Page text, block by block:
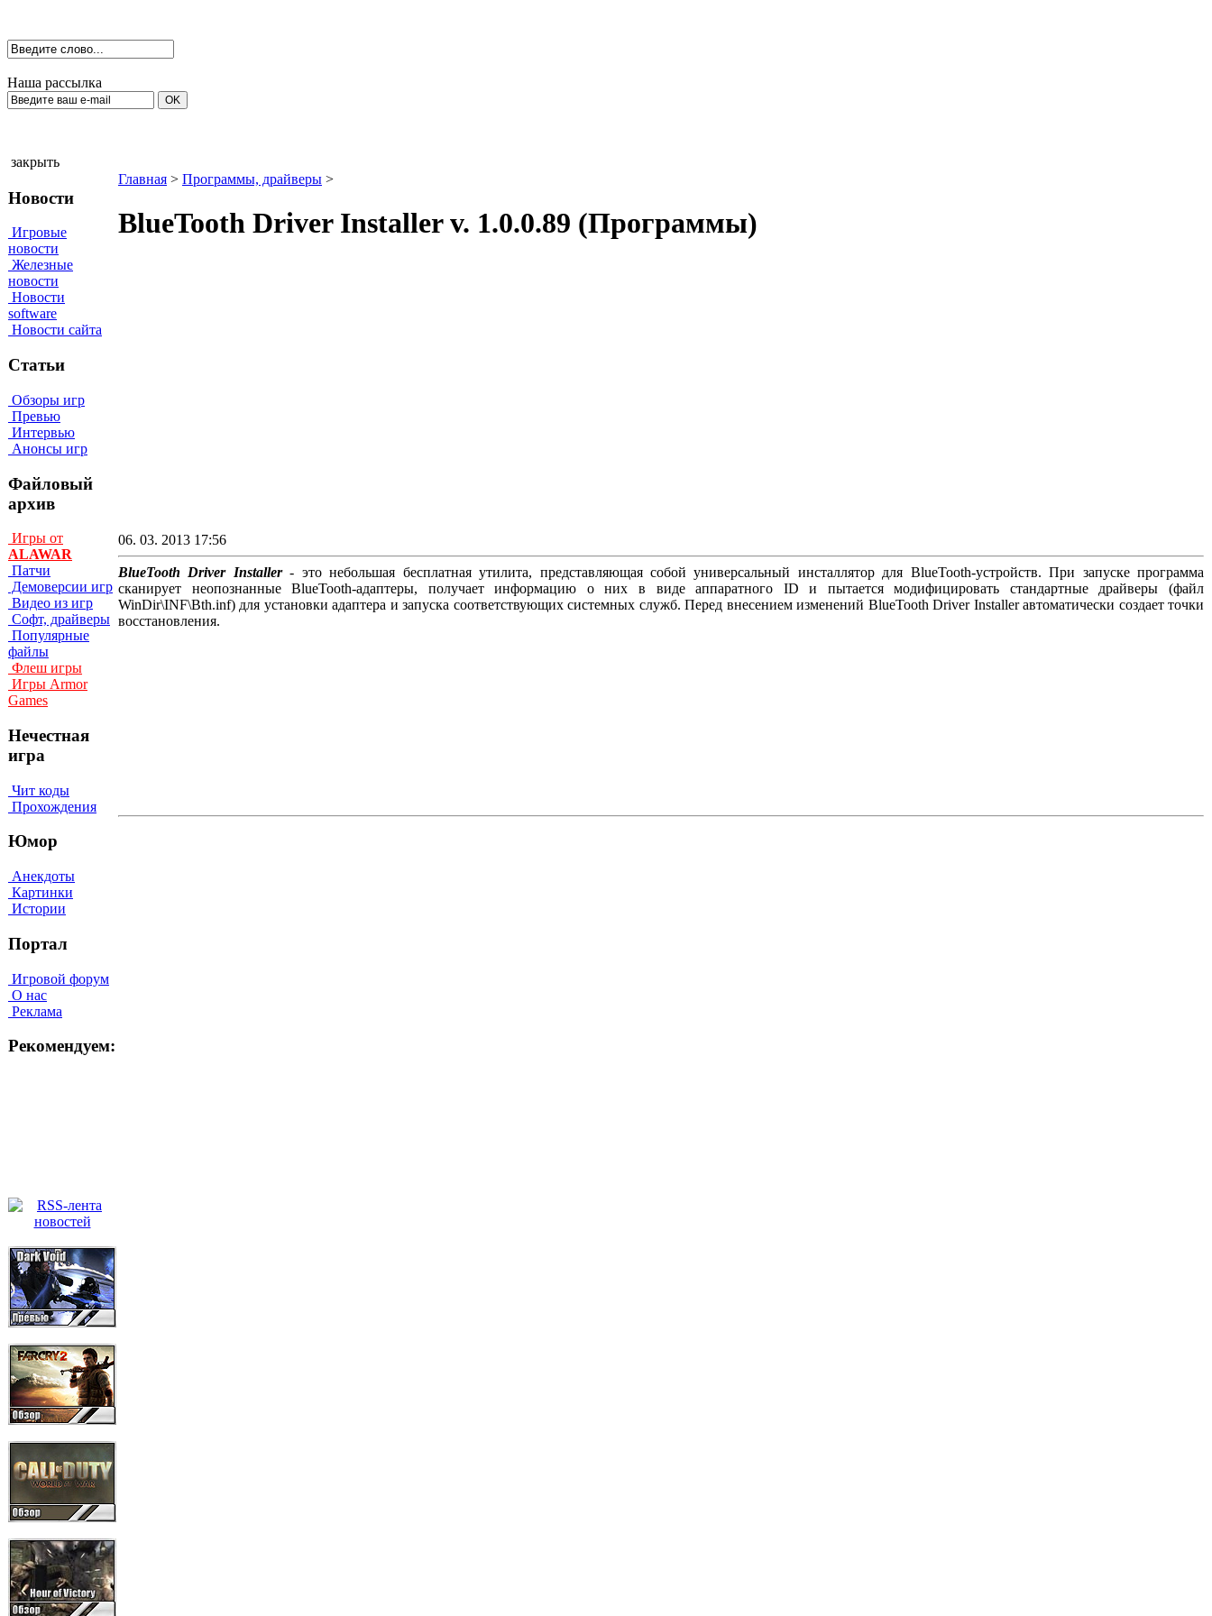
Наша рассылка
закрыть
Новости
Игровые
новости
Железные
новости
Новости
software
Новости сайта
Статьи
Обзоры игр
Превью
Интервью
Анонсы игр
Файловый
архив
Игры от
ALAWAR
Патчи
Демоверсии игр
Видео из игр
Софт, драйверы
Популярные
файлы
Флеш игры
Игры Armor
Games
Нечестная
игра
Чит коды
Прохождения
Юмор
Анекдоты
Картинки
Истории
Портал
Игровой форум
О нас
Реклама
Рекомендуем:
Главная > Программы, драйверы >
BlueTooth Driver Installer v. 1.0.0.89 (Программы)
06. 03. 2013 17:56
BlueTooth Driver Installer- это небольшая бесплатная утилита, представляющая собой универсальный инсталлятор для BlueTooth-устройств. При запуске программа
сканирует неопознанные BlueTooth-адаптеры, получает информацию о них в виде аппаратного ID и пытается модифицировать стандартные драйверы (файл
WinDir\INF\Bth.inf) для установки адаптера и запуска соответствующих системных служб. Перед внесением изменений BlueTooth Driver Installer автоматически создает точки
восстановления.